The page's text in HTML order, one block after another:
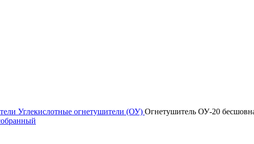
Углекислотные огнетушители (ОУ) Огнетушитель ОУ-20